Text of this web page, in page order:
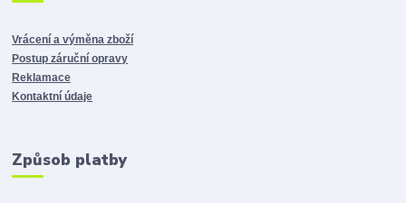
Vrácení a výměna zboží
Postup záruční opravy
Reklamace
Kontaktní údaje
Způsob platby